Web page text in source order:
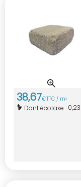
38,67€TTC / m2
Dont écotaxe : 0,23